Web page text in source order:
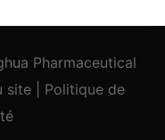
Pharmaceutical
site Politique de